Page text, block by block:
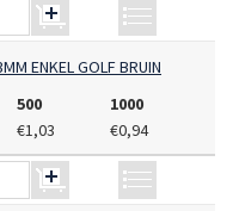
ENKEL GOLF BRUIN
500
1000
€1,03 €0,94